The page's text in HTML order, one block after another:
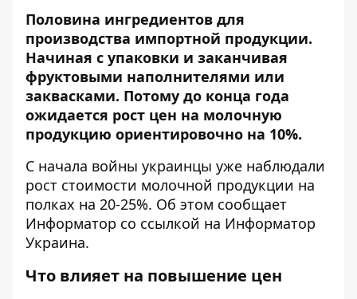
Половина ингредиентов для
производства импортной продукции.
Начиная с упаковки и заканчивая
фруктовыми наполнителями или
заквасками. Потому до конца года
ожидается рост цен на молочную
продукцию ориентировочно на 10%.
С начала войны украинцы уже наблюдали
рост стоимости молочной продукции на
полках на 20-25%. Об этом сообщает
Информатор со ссылкой на Информатор
Украина.
Что влияет на повышение цен